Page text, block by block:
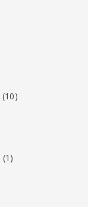
(10)
(1)